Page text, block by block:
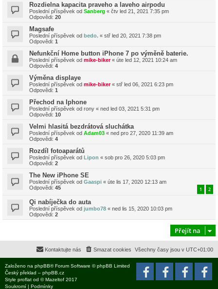
Rozdielna kapacita praveho a laveho airpodu
Poslední příspěvek od Sanberg « čtv led 21, 2021 7:35 pm
Odpovědi: 20
Magsafe
Poslední příspěvek od bedo. « stř led 20, 2021 7:38 pm
Odpovědi: 1
Nefunkční Home button iPhone 7 po výměně baterie.
Poslední příspěvek od mike-biker« úte led 12, 2021 10:24 am
Odpovědi: 4
Výměna displaye
Poslední příspěvek od mike-biker« stř led 06, 2021 6:23 pm
Odpovědi: 1
Přechod na Iphone
Poslední příspěvek od rony « ned led 03, 2021 5:31 pm
Odpovědi: 10
Velmi hlasitá bezdrátová sluchátka
Poslední příspěvek od Adam03 « ned pro 27, 2020 11:39 am
Odpovědi: 4
Rozdíl fotoaparátů
Poslední příspěvek od Lipon « sob pro 26, 2020 5:03 pm
Odpovědi: 2
The New iPhone SE
Poslední příspěvek od Gaaspi « úte lis 17, 2020 12:13 am
Odpovědi: 45 1 2
Qi nabíječka do auta
Poslední příspěvek od jumbo78 « ned lis 15, 2020 10:03 pm
Odpovědi: 2
Přejít na
Všechny časy jsou v UTC+01:00
Smazat cookies
Kontaktujte nás
Založeno na phpBB® Forum Software © phpBB Limited
Český překlad – phpBB.cz
Style proflat od ©Mazeltof 2017
Soukromí | Podmínky